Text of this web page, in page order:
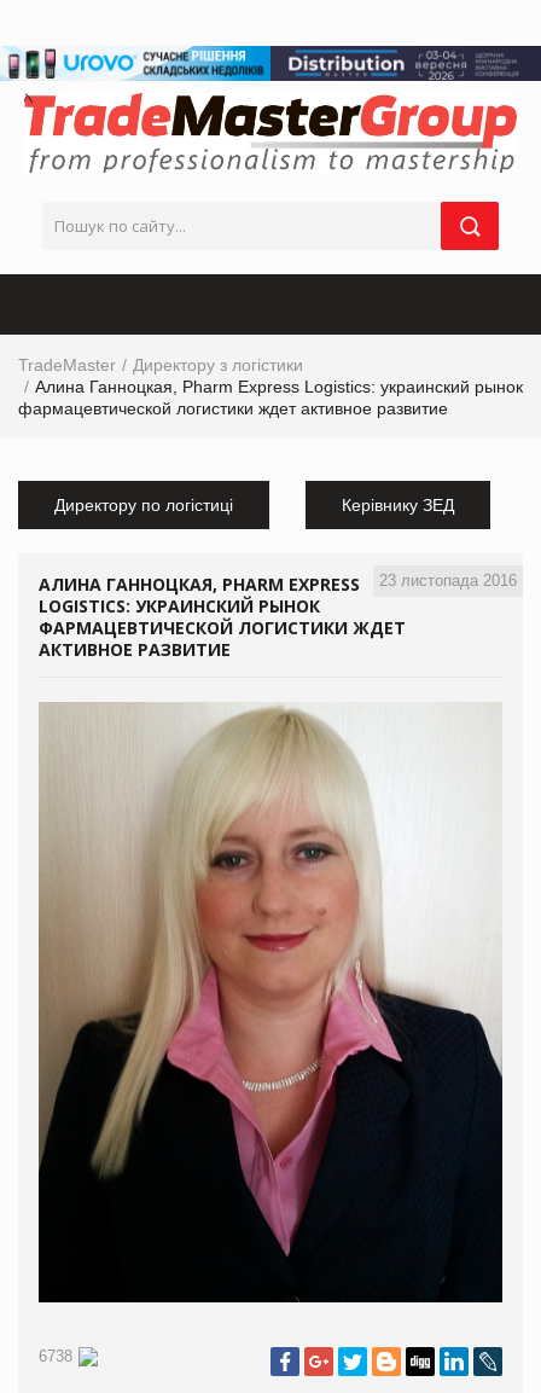
TradeMaster
Директору з логістики
Алина Ганноцкая, Pharm Express Logistics: украинский рынок
фармацевтической логистики ждет активное развитие
Директору по логістиці Керівнику ЗЕД
23 листопада 2016
АЛИНА ГАННОЦКАЯ, PHARM EXPRESS
LOGISTICS: УКРАИНСКИЙ РЫНОК
ФАРМАЦЕВТИЧЕСКОЙ ЛОГИСТИКИ ЖДЕТ
АКТИВНОЕ РАЗВИТИЕ
6738